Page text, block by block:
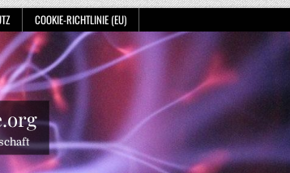
COOKIE-RICHTLINIE (EU)